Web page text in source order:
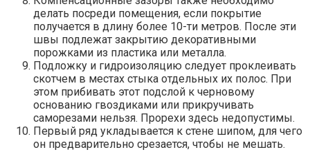
делать посреди помещения, если покрытие
получается в длину более 10-ти метров. После эти
швы подлежат закрытию декоративными
порожками из пластика или металла.
Подложку и гидроизоляцию следует проклеивать
скотчем в местах стыка отдельных их полос. При
этом прибивать этот подслой к черновому
основанию гвоздиками или прикручивать
саморезами нельзя. Прорехи здесь недопустимы.
Первый ряд укладывается к стене шипом, для чего
он предварительно срезается, чтобы не мешать.